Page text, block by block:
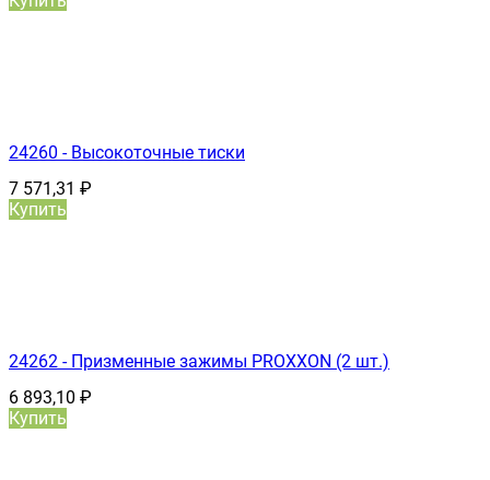
24260 - Высокоточные тиски
7 571,31 ₽
Купить
24262 - Призменные зажимы PROXXON (2 шт.)
6 893,10 ₽
Купить